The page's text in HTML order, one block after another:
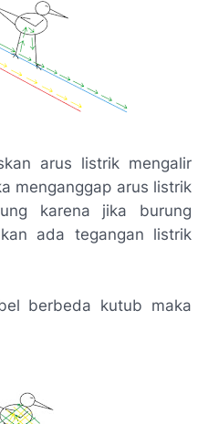
arus listrik mengalir
menganggap arus listrik
karena jika burung
ada tegangan listrik
berbeda kutub maka